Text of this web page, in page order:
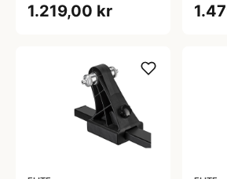
1.219,00 kr